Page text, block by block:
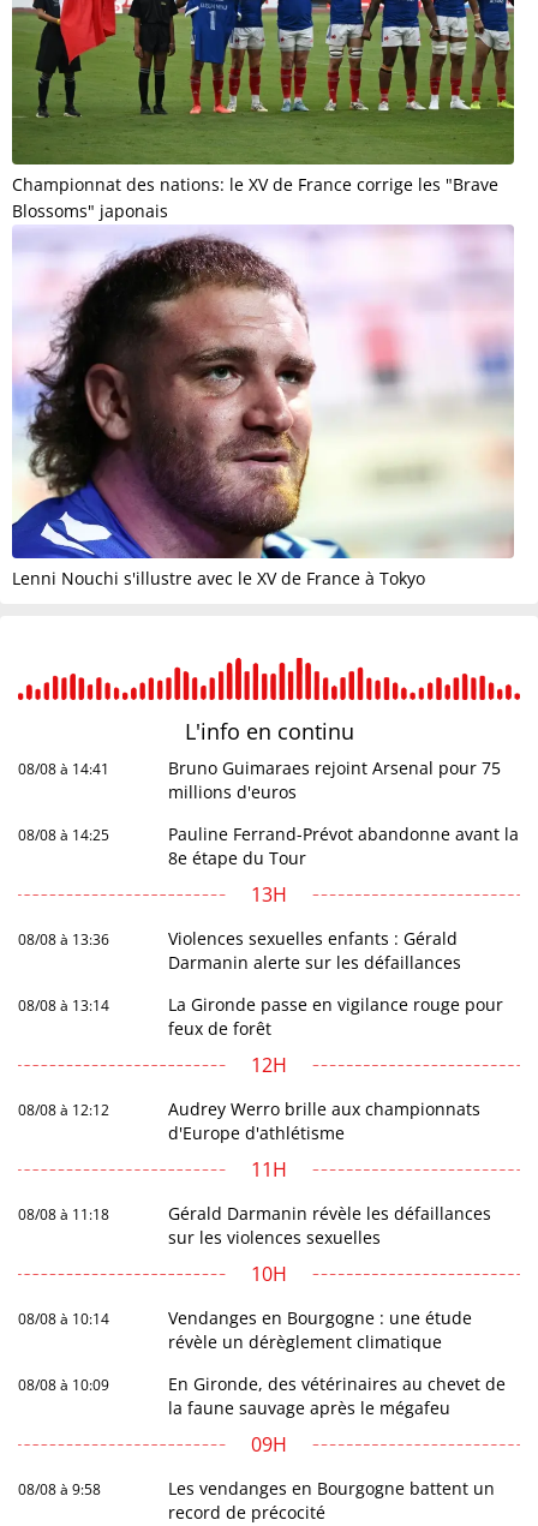
Championnat des nations: le XV de France corrige les "Brave
Blossoms" japonais
Lenni Nouchi s'illustre avec le XV de France à Tokyo
L'info en continu
08/08 à 14:41
Bruno Guimaraes rejoint Arsenal pour 75
millions d'euros
08/08 à 14:25
Pauline Ferrand-Prévot abandonne avant la
8e étape du Tour
13H
08/08 à 13:36
Violences sexuelles enfants : Gérald
Darmanin alerte sur les défaillances
08/08 à 13:14
La Gironde passe en vigilance rouge pour
feux de forêt
12H
08/08 à 12:12
Audrey Werro brille aux championnats
d'Europe d'athlétisme
11H
08/08 à 11:18
Gérald Darmanin révèle les défaillances
sur les violences sexuelles
10H
08/08 à 10:14
Vendanges en Bourgogne : une étude
révèle un dérèglement climatique
08/08 à 10:09
En Gironde, des vétérinaires au chevet de
la faune sauvage après le mégafeu
09H
08/08 à 9:58
Les vendanges en Bourgogne battent un
record de précocité